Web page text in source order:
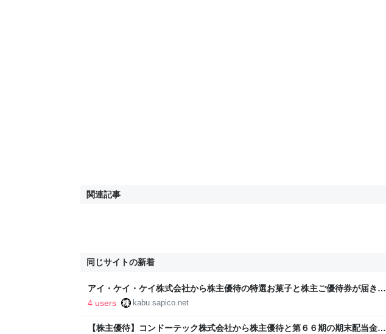
関連記事
同じサイトの新着
アイ・ケイ・ケイ株式会社から株主優待の特選お菓子と株主ご優待券が届きま
した。 - さぴかぶ
4 users kabu.sapico.net
【株主優待】コンドーテック株式会社から株主優待と第６６期の期末配当金計